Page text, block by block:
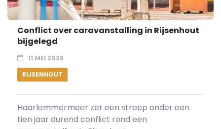
Conflict over caravanstalling in Rijsenhout
bijgelegd
11 MEI 2026
RIJSENHOUT
Haarlemmermeer zet een streep onder een
tien jaar durend conflict rond een